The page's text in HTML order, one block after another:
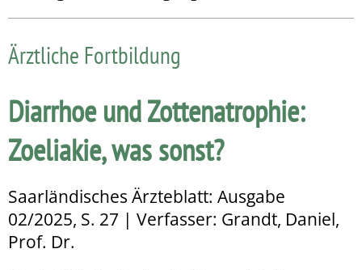
Ärztliche Fortbildung
Diarrhoe und Zottenatrophie:
Zoeliakie, was sonst?
Saarländisches Ärzteblatt: Ausgabe
02/2025, S. 27 | Verfasser: Grandt, Daniel,
Prof. Dr.